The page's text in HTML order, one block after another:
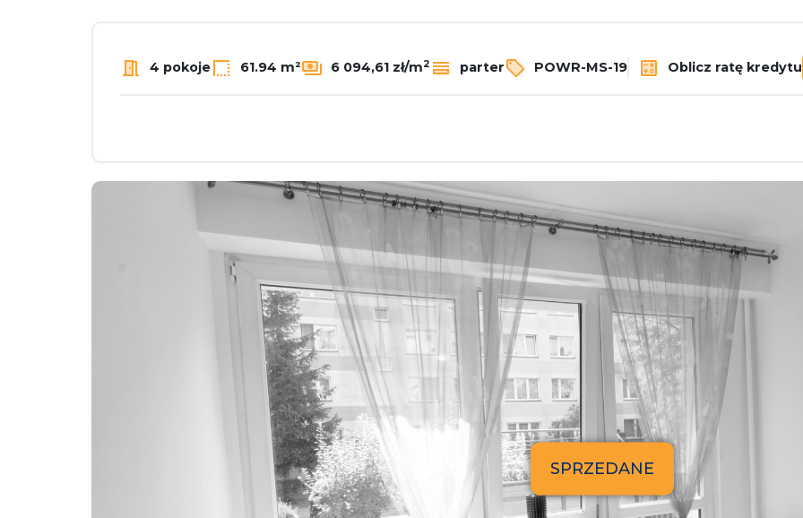
4 pokoje 61.94 m² 6 094,61 zł/m2 parter POWR-MS-19 Oblicz ratę kredytu
SPRZEDANE